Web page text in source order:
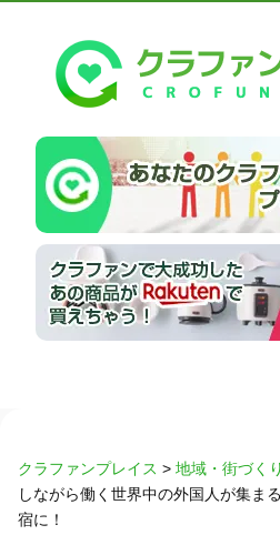
クラファンプレイス > 地域・街づくり
しながら働く世界中の外国人が集ま
宿に！